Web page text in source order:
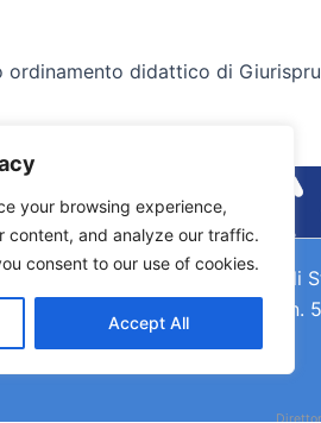
your browsing experience,
content, and analyze our traffic.
consent to our use of cookies.
Accept All
F2 Radio Lab - Università degli
Licenza SIAE